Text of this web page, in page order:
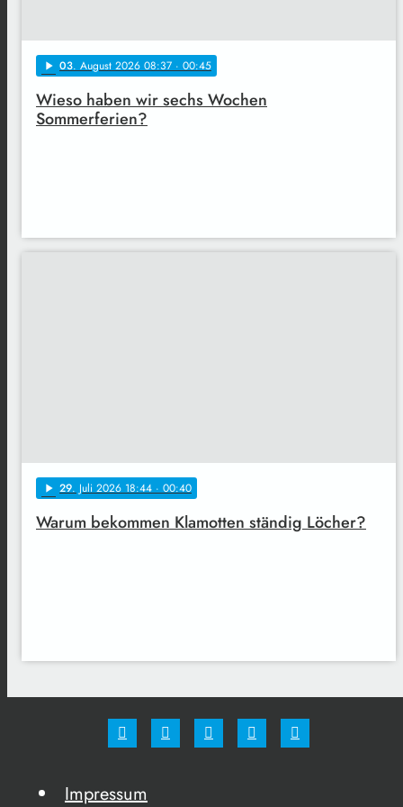
play_arrow 03. August 2026 08:37 · 00:45
Wieso haben wir sechs Wochen
Sommerferien?
play_arrow 29. Juli 2026 18:44 · 00:40
Warum bekommen Klamotten ständig Löcher?
Impressum